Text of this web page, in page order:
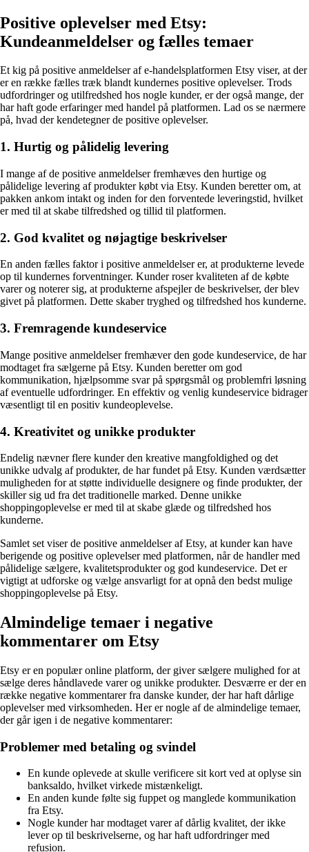
Positive oplevelser med Etsy:
Kundeanmeldelser og fælles temaer
Et kig på positive anmeldelser af e-handelsplatformen Etsy viser, at der
er en række fælles træk blandt kundernes positive oplevelser. Trods
udfordringer og utilfredshed hos nogle kunder, er der også mange, der
har haft gode erfaringer med handel på platformen. Lad os se nærmere
på, hvad der kendetegner de positive oplevelser.
1. Hurtig og pålidelig levering
I mange af de positive anmeldelser fremhæves den hurtige og
pålidelige levering af produkter købt via Etsy. Kunden beretter om, at
pakken ankom intakt og inden for den forventede leveringstid, hvilket
er med til at skabe tilfredshed og tillid til platformen.
2. God kvalitet og nøjagtige beskrivelser
En anden fælles faktor i positive anmeldelser er, at produkterne levede
op til kundernes forventninger. Kunder roser kvaliteten af de købte
varer og noterer sig, at produkterne afspejler de beskrivelser, der blev
givet på platformen. Dette skaber tryghed og tilfredshed hos kunderne.
3. Fremragende kundeservice
Mange positive anmeldelser fremhæver den gode kundeservice, de har
modtaget fra sælgerne på Etsy. Kunden beretter om god
kommunikation, hjælpsomme svar på spørgsmål og problemfri løsning
af eventuelle udfordringer. En effektiv og venlig kundeservice bidrager
væsentligt til en positiv kundeoplevelse.
4. Kreativitet og unikke produkter
Endelig nævner flere kunder den kreative mangfoldighed og det
unikke udvalg af produkter, de har fundet på Etsy. Kunden værdsætter
muligheden for at støtte individuelle designere og finde produkter, der
skiller sig ud fra det traditionelle marked. Denne unikke
shoppingoplevelse er med til at skabe glæde og tilfredshed hos
kunderne.
Samlet set viser de positive anmeldelser af Etsy, at kunder kan have
berigende og positive oplevelser med platformen, når de handler med
pålidelige sælgere, kvalitetsprodukter og god kundeservice. Det er
vigtigt at udforske og vælge ansvarligt for at opnå den bedst mulige
shoppingoplevelse på Etsy.
Almindelige temaer i negative
kommentarer om Etsy
Etsy er en populær online platform, der giver sælgere mulighed for at
sælge deres håndlavede varer og unikke produkter. Desværre er der en
række negative kommentarer fra danske kunder, der har haft dårlige
oplevelser med virksomheden. Her er nogle af de almindelige temaer,
der går igen i de negative kommentarer:
Problemer med betaling og svindel
En kunde oplevede at skulle verificere sit kort ved at oplyse sin
banksaldo, hvilket virkede mistænkeligt.
En anden kunde følte sig fuppet og manglede kommunikation
fra Etsy.
Nogle kunder har modtaget varer af dårlig kvalitet, der ikke
lever op til beskrivelserne, og har haft udfordringer med
refusion.